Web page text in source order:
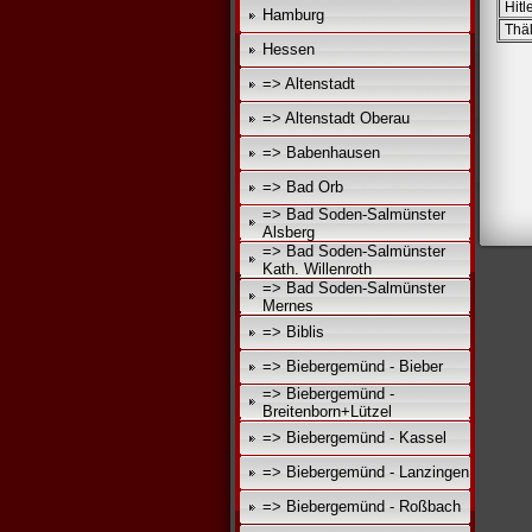
Hamburg
Hessen
=> Altenstadt
=> Altenstadt Oberau
=> Babenhausen
=> Bad Orb
=> Bad Soden-Salmünster
Alsberg
=> Bad Soden-Salmünster
Kath. Willenroth
=> Bad Soden-Salmünster
Mernes
=> Biblis
=> Biebergemünd - Bieber
=> Biebergemünd -
Breitenborn+Lützel
=> Biebergemünd - Kassel
=> Biebergemünd - Lanzingen
=> Biebergemünd - Roßbach